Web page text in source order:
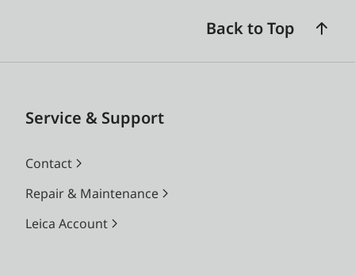
Back to Top
Service & Support
Contact
Repair & Maintenance
Leica Account